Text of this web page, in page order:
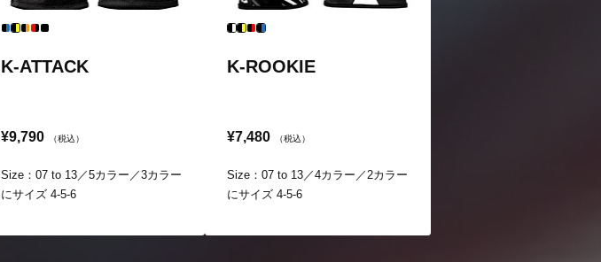
K-ATTACK
¥9,790 （税込）
Size：07 to 13／5カラー／3カラー
にサイズ 4-5-6
K-ROOKIE
¥7,480 （税込）
Size：07 to 13／4カラー／2カラー
にサイズ 4-5-6